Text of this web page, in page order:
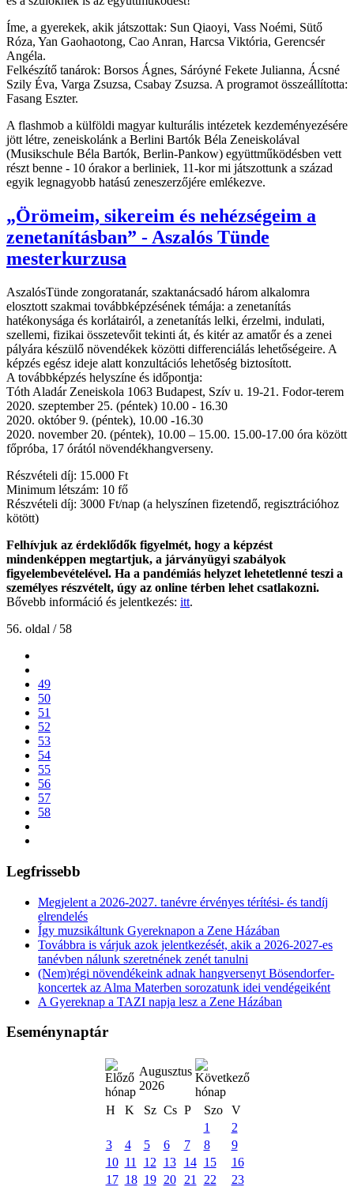
Íme, a gyerekek, akik játszottak: Sun Qiaoyi, Vass Noémi, Sütő
Róza, Yan Gaohaotong, Cao Anran, Harcsa Viktória, Gerencsér
Angéla.
Felkészítő tanárok: Borsos Ágnes, Sáróyné Fekete Julianna, Ácsné
Szily Éva, Varga Zsuzsa, Csabay Zsuzsa. A programot összeállította:
Fasang Eszter.
A flashmob a külföldi magyar kulturális intézetek kezdeményezésére
jött létre, zeneiskolánk a Berlini Bartók Béla Zeneiskolával
(Musikschule Béla Bartók, Berlin-Pankow) együttműködésben vett
részt benne - 10 órakor a berliniek, 11-kor mi játszottunk a század
egyik legnagyobb hatású zeneszerzőjére emlékezve.
„Örömeim, sikereim és nehézségeim a
zenetanításban” - Aszalós Tünde
mesterkurzusa
AszalósTünde zongoratanár, szaktanácsadó három alkalomra
elosztott szakmai továbbképzésének témája: a zenetanítás
hatékonysága és korlátairól, a zenetanítás lelki, érzelmi, indulati,
szellemi, fizikai összetevőit tekinti át, és kitér az amatőr és a zenei
pályára készülő növendékek közötti differenciálás lehetőségeire. A
képzés egész ideje alatt konzultációs lehetőség biztosított.
A továbbképzés helyszíne és időpontja:
Tóth Aladár Zeneiskola 1063 Budapest, Szív u. 19-21. Fodor-terem
2020. szeptember 25. (péntek) 10.00 - 16.30
2020. október 9. (péntek), 10.00 -16.30
2020. november 20. (péntek), 10.00 – 15.00. 15.00-17.00 óra között
főpróba, 17 órától növendékhangverseny.
Részvételi díj: 15.000 Ft
Minimum létszám: 10 fő
Részvételi díj: 3000 Ft/nap (a helyszínen fizetendő, regisztrációhoz
kötött)
Felhívjuk az érdeklődők figyelmét, hogy a képzést
mindenképpen megtartjuk, a járványügyi szabályok
figyelembevételével. Ha a pandémiás helyzet lehetetlenné teszi a
személyes részvételt, úgy az online térben lehet csatlakozni.
Bővebb információ és jelentkezés: itt.
56. oldal / 58
49
50
51
52
53
54
55
56
57
58
Legfrissebb
Megjelent a 2026-2027. tanévre érvényes térítési- és tandíj
elrendelés
Így muzsikáltunk Gyereknapon a Zene Házában
Továbbra is várjuk azok jelentkezését, akik a 2026-2027-es
tanévben nálunk szeretnének zenét tanulni
(Nem)régi növendékeink adnak hangversenyt Bösendorfer-
koncertek az Alma Materben sorozatunk idei vendégeiként
A Gyereknap a TAZI napja lesz a Zene Házában
Eseménynaptár
Augusztus
2026
H
K Sz Cs P Szo
V
1
2
3
4 5 6 7 8
9
10 11 12 13 14 15
16
17 18 19 20 21 22
23